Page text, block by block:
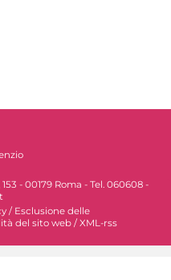
- 00179 Roma - Tel. 060608 -
/ Esclusione delle
del sito web /XML-rss